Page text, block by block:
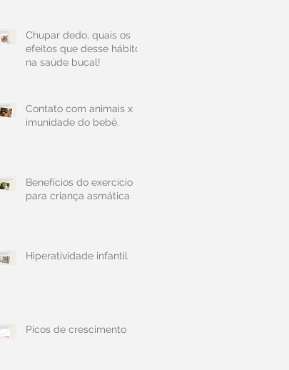
Chupar dedo, quais os
efeitos que desse hábito
na saúde bucal!
Contato com animais x
imunidade do bebê.
Benefícios do exercício
para criança asmática
Hiperatividade infantil
Picos de crescimento